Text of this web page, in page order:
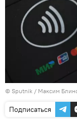
© Sputnik / Максим
Подписаться